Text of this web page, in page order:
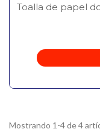
Toalla de papel
Mostrando 1-4 de 4